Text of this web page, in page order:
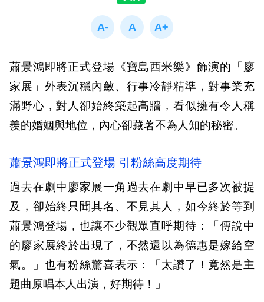
蕭景鴻即將正式登場《寶島西米樂》飾演的「廖
家展」外表沉穩內斂、行事冷靜精準，對事業充
滿野心，對人卻始終築起高牆，看似擁有令人稱
羨的婚姻與地位，內心卻藏著不為人知的秘密。
蕭景鴻即將正式登場 引粉絲高度期待
過去在劇中廖家展一角過去在劇中早已多次被提
及，卻始終只聞其名、不見其人，如今終於等到
蕭景鴻登場，也讓不少觀眾直呼期待：「傳說中
的廖家展終於出現了，不然還以為德惠是嫁給空
氣。」也有粉絲驚喜表示：「太讚了！竟然是主
題曲原唱本人出演，好期待！」